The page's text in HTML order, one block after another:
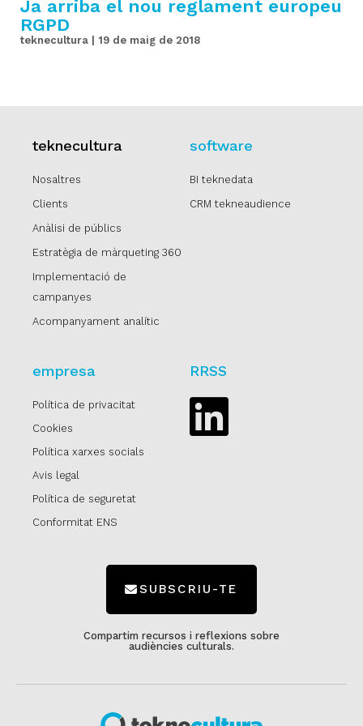
contacte
Ja arriba el nou reglament europeu
RGPD
teknecultura 19 de maig de 2018
teknecultura
Nosaltres
Clients
Anàlisi de públics
Estratègia de màrqueting 360
Implementació de
campanyes
Acompanyament analític
software
BI teknedata
CRM tekneaudience
empresa
Política de privacitat
Cookies
Política xarxes socials
Avis legal
Política de seguretat
Conformitat ENS
RRSS
SUBSCRIU-TE
Compartim recursos i reflexions sobre
audiències culturals.